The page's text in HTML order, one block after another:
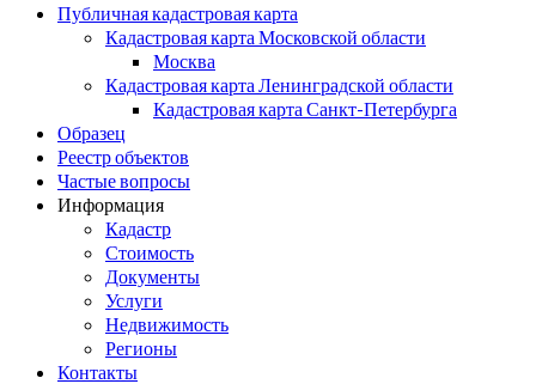
Публичная кадастровая карта
Кадастровая карта Московской области
Москва
Кадастровая карта Ленинградской области
Кадастровая карта Санкт-Петербурга
Образец
Реестр объектов
Частые вопросы
Информация
Кадастр
Стоимость
Документы
Услуги
Недвижимость
Регионы
Контакты